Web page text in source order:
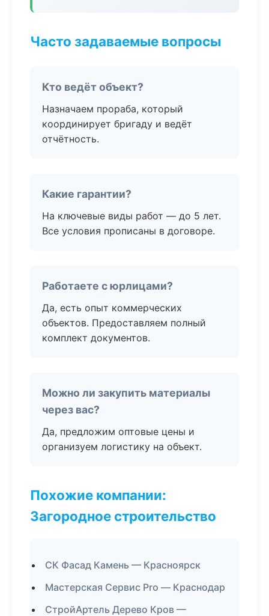
Часто задаваемые вопросы
Кто ведёт объект?
Назначаем прораба, который
координирует бригаду и ведёт
отчётность.
Какие гарантии?
На ключевые виды работ — до 5 лет.
Все условия прописаны в договоре.
Работаете с юрлицами?
Да, есть опыт коммерческих
объектов. Предоставляем полный
комплект документов.
Можно ли закупить материалы
через вас?
Да, предложим оптовые цены и
организуем логистику на объект.
Похожие компании:
Загородное строительство
СК Фасад Камень — Красноярск
Мастерская Сервис Pro — Краснодар
СтройАртель Дерево Кров —